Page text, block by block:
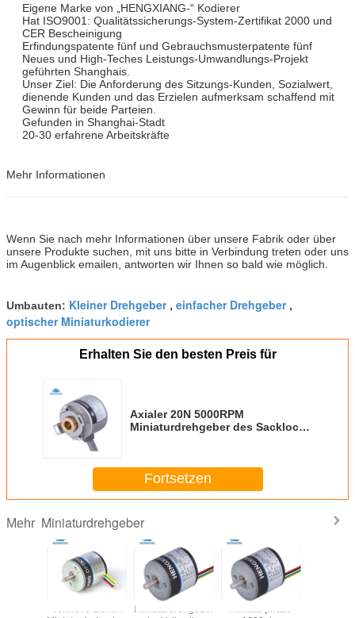
Eigene Marke von „HENGXIANG-“ Kodierer
Hat ISO9001: Qualitätssicherungs-System-Zertifikat 2000 und
CER Bescheinigung
Erfindungspatente fünf und Gebrauchsmusterpatente fünf
Neues und High-Teches Leistungs-Umwandlungs-Projekt
geführten Shanghais.
Unser Ziel: Die Anforderung des Sitzungs-Kunden, Sozialwert,
dienende Kunden und das Erzielen aufmerksam schaffend mit
Gewinn für beide Parteien.
Gefunden in Shanghai-Stadt
20-30 erfahrene Arbeitskräfte
Mehr Informationen
Wenn Sie nach mehr Informationen über unsere Fabrik oder über
unsere Produkte suchen, mit uns bitte in Verbindung treten oder uns
im Augenblick emailen, antworten wir Ihnen so bald wie möglich.
Umbauten: Kleiner Drehgeber, einfacher Drehgeber,
optischer Miniaturkodierer
Erhalten Sie den besten Preis für
Axialer 20N 5000RPM
Miniaturdrehgeber des Sackloch-
Fortsetzen
Mehr Miniaturdrehgeber
Miniaturdrehgeber